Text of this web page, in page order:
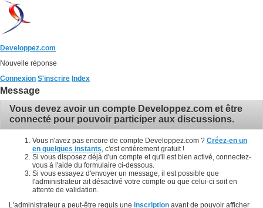
Developpez.com
Nouvelle réponse
Connexion S'inscrire Index
Message
Vous devez avoir un compte Developpez.com et être
connecté pour pouvoir participer aux discussions.
Vous n'avez pas encore de compte Developpez.com ? Créez-en un
en quelques instants , c'est entièrement gratuit !
Si vous disposez déjà d'un compte et qu'il est bien activé, connectez-
vous à l'aide du formulaire ci-dessous.
Si vous essayez d'envoyer un message, il est possible que
l'administrateur ait désactivé votre compte ou que celui-ci soit en
attente de validation.
L'administrateur a peut-être requis une inscription avant de pouvoir afficher